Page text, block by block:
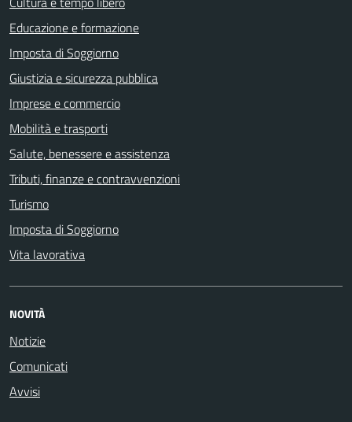
Educazione e formazione
Imposta di Soggiorno
Giustizia e sicurezza pubblica
Imprese e commercio
Mobilità e trasporti
Salute, benessere e assistenza
Tributi, finanze e contravvenzioni
Turismo
Imposta di Soggiorno
Vita lavorativa
NOVITÀ
Notizie
Comunicati
Avvisi